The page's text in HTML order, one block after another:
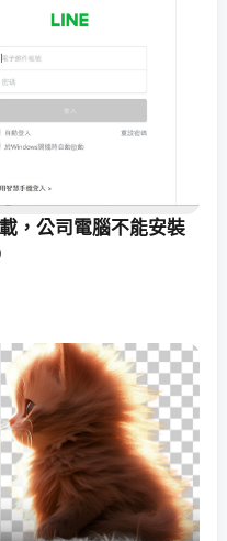
，公司電腦不能安裝